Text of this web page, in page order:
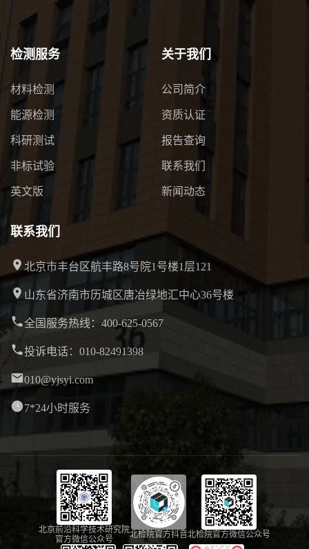
检测服务
材料检测
能源检测
科研测试
非标试验
英文版
关于我们
公司简介
资质认证
报告查询
联系我们
新闻动态
联系我们
北京市丰台区航丰路8号院1号楼1层121
山东省济南市历城区唐冶绿地汇中心36号楼
全国服务热线：400-625-0567
投诉电话：010-82491398
010@yjsyi.com
7*24小时服务
北京前沿科学技术研究院
官方微信公众号
北检院官方抖音北检院官方微信公众号